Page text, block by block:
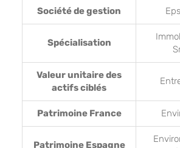
Société de gestion
Spécialisation
Valeur unitaire des
actifs ciblés
Patrimoine France
Patrimoine Espagne